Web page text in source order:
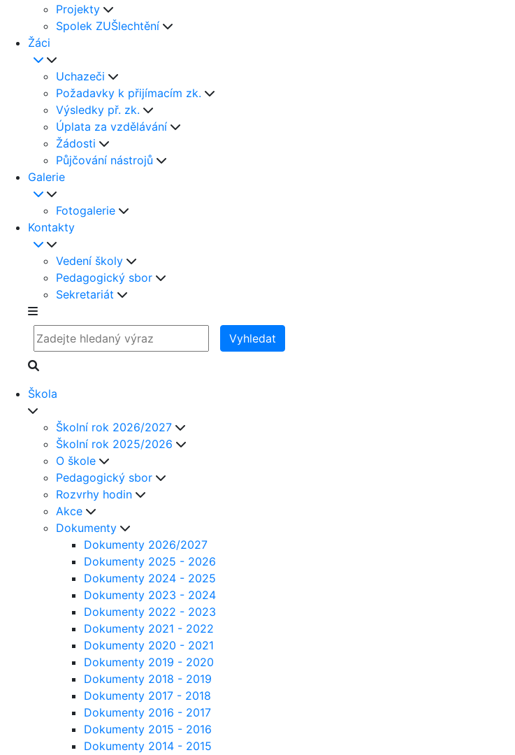
Projekty
Spolek ZUŠlechtění
Žáci
Uchazeči
Požadavky k přijímacím zk.
Výsledky př. zk.
Úplata za vzdělávání
Žádosti
Půjčování nástrojů
Galerie
Fotogalerie
Kontakty
Vedení školy
Pedagogický sbor
Sekretariát
Vyhledat
Škola
Školní rok 2026/2027
Školní rok 2025/2026
O škole
Pedagogický sbor
Rozvrhy hodin
Akce
Dokumenty
Dokumenty 2026/2027
Dokumenty 2025 - 2026
Dokumenty 2024 - 2025
Dokumenty 2023 - 2024
Dokumenty 2022 - 2023
Dokumenty 2021 - 2022
Dokumenty 2020 - 2021
Dokumenty 2019 - 2020
Dokumenty 2018 - 2019
Dokumenty 2017 - 2018
Dokumenty 2016 - 2017
Dokumenty 2015 - 2016
Dokumenty 2014 - 2015